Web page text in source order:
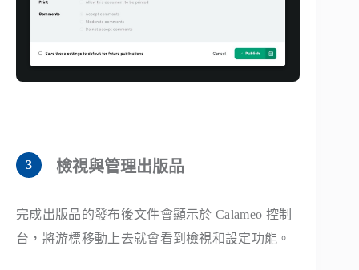
檢視與管理出版品
完成出版品的發布後文件會顯示於 Calameo 控制
台，將游標移動上去就會看到檢視和設定功能。